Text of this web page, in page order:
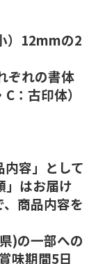
）12mmの2
ぞれの書体
：古印体）
容」として
」はお届け
商品内容を
)の一部への
味期間5日